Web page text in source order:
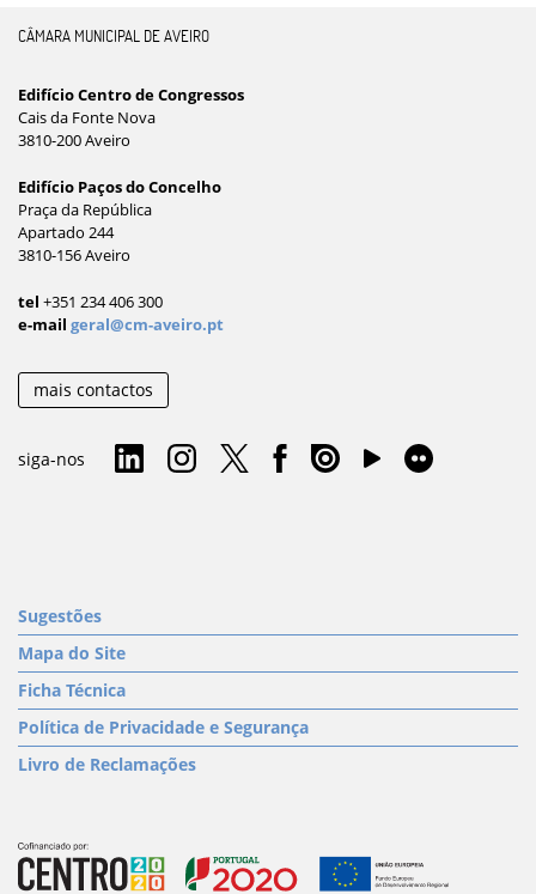
CÂMARA MUNICIPAL DE AVEIRO
Edifício Centro de Congressos
Cais da Fonte Nova
3810-200 Aveiro
Edifício Paços do Concelho
Praça da República
Apartado 244
3810-156 Aveiro
tel +351 234 406 300
e-mail geral@cm-aveiro.pt
mais contactos
siga-nos
Sugestões
Mapa do Site
Ficha Técnica
Política de Privacidade e Segurança
Livro de Reclamações